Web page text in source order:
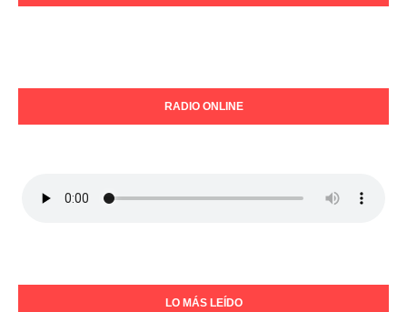
RADIO ONLINE
LO MÁS LEÍDO